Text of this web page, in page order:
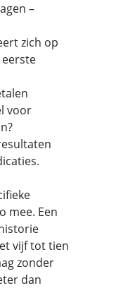
–
zich op
voor
mee. Een
vijf tot tien
zonder
dan